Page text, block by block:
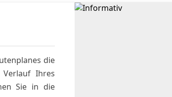
die
Verlauf Ihres
Sie in die